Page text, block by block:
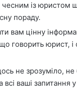
із юристом
пораду.
цінну
юрист, і
не зрозуміло, не
ваші запитання у